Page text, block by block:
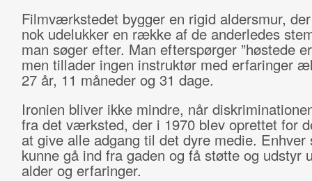
Filmværkstedet bygger en rigid aldersmur,
nok udelukker en række af de anderledes
man søger efter. Man efterspørger ”høstede
men tillader ingen instruktør med erfaringer
27 år, 11 måneder og 31 dage.
Ironien bliver ikke mindre, når
fra det værksted, der i 1970 blev oprettet for
at give alle adgang til det dyre medie. Enhver
kunne gå ind fra gaden og få støtte og udstyr
alder og erfaringer.